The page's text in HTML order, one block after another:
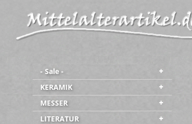
- Sale -
KERAMIK
MESSER
LITERATUR